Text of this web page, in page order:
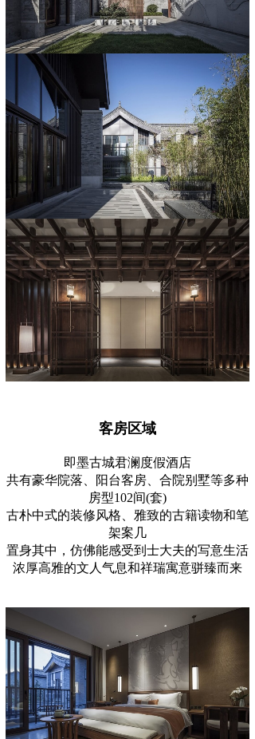
客房区域
即墨古城君澜度假酒店
共有豪华院落、阳台客房、合院别墅等多种
房型102间(套)
古朴中式的装修风格、雅致的古籍读物和笔
架案几
置身其中，仿佛能感受到士大夫的写意生活
浓厚高雅的文人气息和祥瑞寓意骈臻而来